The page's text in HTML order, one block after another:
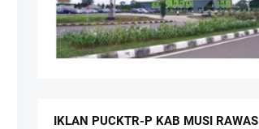
IKLAN PUCKTR-P KAB MUSI RAWAS